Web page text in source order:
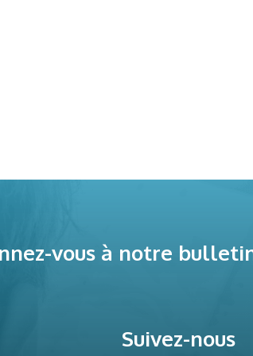
vous à notre
Suivez-nous